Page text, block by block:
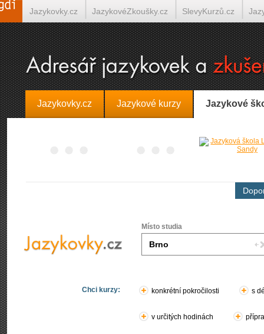
Jazykovky.cz Jazykové kurzy Jazykové
Místo studia
Chci kurzy: konkrétní pokročilosti s
v určitých hodinách
Jazykovky.cz JazykovéZkoušky.cz SlevyKurzů.cz
Španělština on-line Italština on-line Tlumočení-